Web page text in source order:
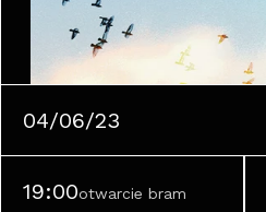
04/06/23
19:00otwarcie bram